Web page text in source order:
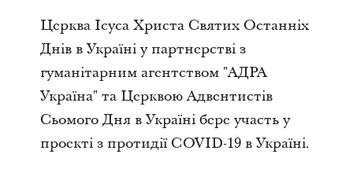
Церква Ісуса Христа Святих Останніх
Днів в Україні у партнерстві з
гуманітарним агентством "АДРА
Україна" та Церквою Адвентистів
Сьомого Дня в Україні бере участь у
проекті з протидії COVID-19 в Україні.